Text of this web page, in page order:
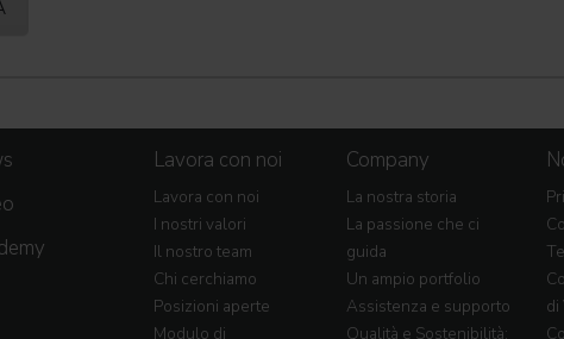
Lavora con noi
Lavora con noi
I nostri valori
Il nostro team
Chi cerchiamo
Posizioni aperte
Modulo di
Company
La nostra storia
La passione che ci
guida
Un ampio portfolio
Assistenza e supporto
Qualità e Sostenibilità:
di